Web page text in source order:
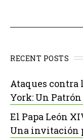
RECENT POSTS
Ataques contra
York: Un
El Papa León
Una invitación